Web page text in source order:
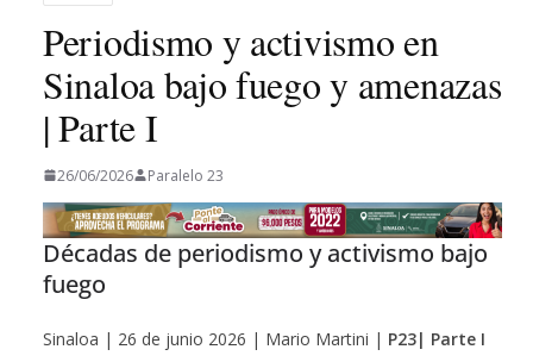
Periodismo y activismo en
Sinaloa bajo fuego y amenazas
| Parte I
26/06/2026 Paralelo 23
Décadas de periodismo y activismo bajo
fuego
Sinaloa | 26 de junio 2026 | Mario Martini | P23| Parte I